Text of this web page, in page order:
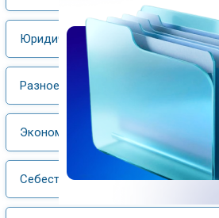
Юридический практикум
Разное
Экономика отрасли
Себестоимость и ценообразование